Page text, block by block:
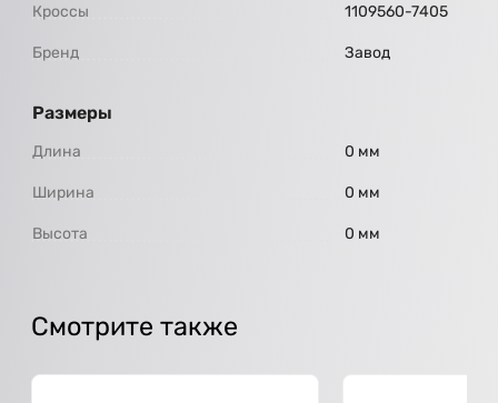
Кроссы 1109560-7405
Бренд Завод
Размеры
Длина 0 мм
Ширина 0 мм
Высота 0 мм
Смотрите также